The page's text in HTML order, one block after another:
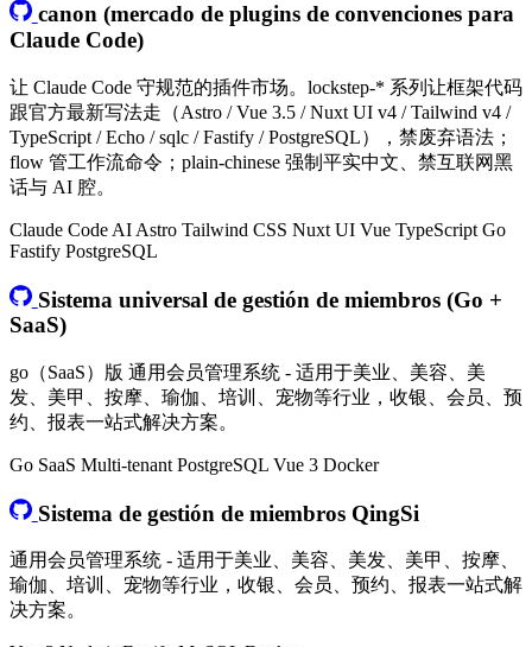
canon (mercado de plugins de convenciones para
Claude Code)
让 Claude Code 守规范的插件市场。lockstep-* 系列让框架代码
跟官方最新写法走（Astro / Vue 3.5 / Nuxt UI v4 / Tailwind v4 /
TypeScript / Echo / sqlc / Fastify / PostgreSQL），禁废弃语法；
flow 管工作流命令；plain-chinese 强制平实中文、禁互联网黑
话与 AI 腔。
Claude Code AI Astro Tailwind CSS Nuxt UI Vue TypeScript Go
Fastify PostgreSQL
Sistema universal de gestión de miembros (Go +
SaaS)
go（SaaS）版 通用会员管理系统 - 适用于美业、美容、美
发、美甲、按摩、瑜伽、培训、宠物等行业，收银、会员、预
约、报表一站式解决方案。
Go SaaS Multi-tenant PostgreSQL Vue 3 Docker
Sistema de gestión de miembros QingSi
通用会员管理系统 - 适用于美业、美容、美发、美甲、按摩、
瑜伽、培训、宠物等行业，收银、会员、预约、报表一站式解
决方案。